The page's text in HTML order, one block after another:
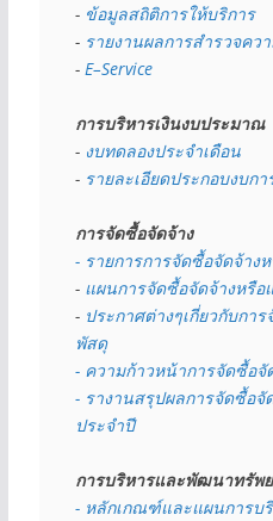
- ข้อมูลสถิติการให้บริการ
- รายงานผลการสำรวจคว
- E–Service
การบริหารเงินงบประมาณ
- งบทดลองประจำเดือน
- รายละเอียดประกอบงบกา
การจัดซื้อจัดจ้าง
- รายการการจัดซื้อจัดจ้าง
- แผนการจัดซื้อจัดจ้างหรื
- ประกาศต่างๆเกี่ยวกับกา
พัสดุ
- ความก้าวหน้าการจัดซื้อจั
- รางานสรุปผลการจัดซื้อจั
ประจำปี
การบริหารและพัฒนาทรัพ
- หลักเกณฑ์และแผนการบ